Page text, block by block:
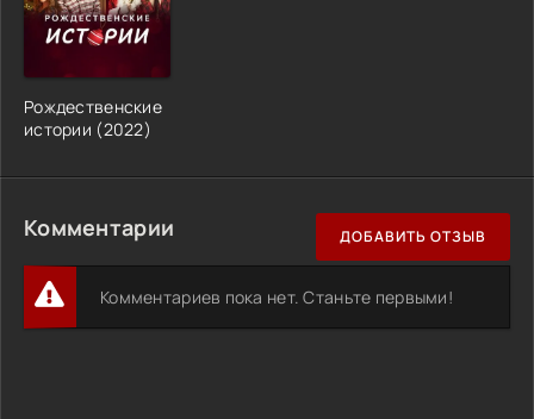
Рождественские
истории (2022)
Комментарии ДОБАВИТЬ ОТЗЫВ
Комментариев пока нет. Станьте первыми!